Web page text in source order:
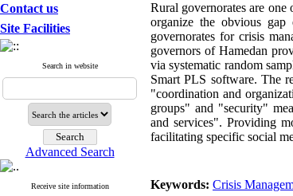
Contact us
Site Facilities
Search in website
Advanced Search
Receive site information
Rural governorates are
organize the obvious
governorates for crisis
governors of Hamedan
via systematic random
Smart PLS software. The
"coordination and
groups" and "security"
and services". Providing
facilitating specific social
Keywords: Crisis